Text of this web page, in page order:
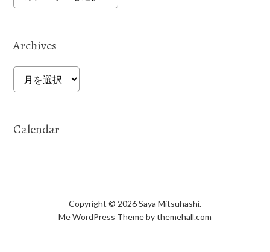
Archives
Archives
Calendar
Copyright © 2026 Saya Mitsuhashi.
MeWordPress Theme by themehall.com